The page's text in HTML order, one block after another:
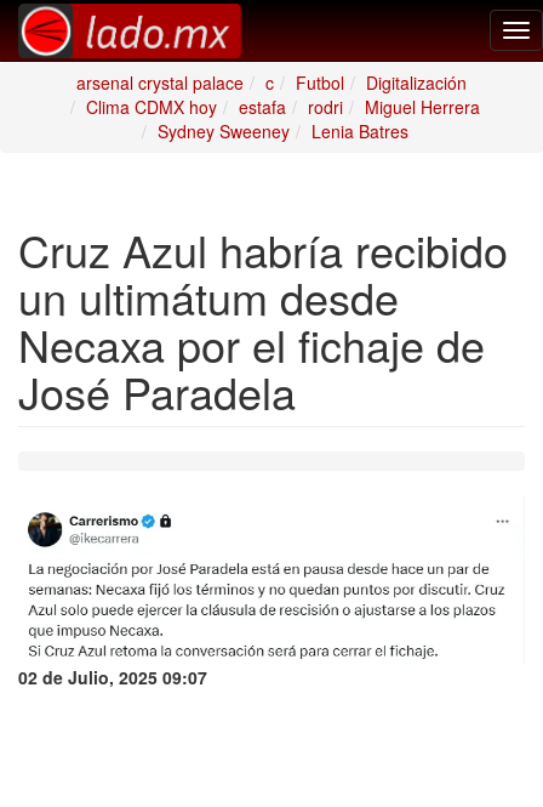
arsenal crystal palace
c Futbol
Digitalización
Clima CDMX hoy
estafa rodri
Miguel Herrera
Sydney Sweeney
Lenia Batres
Cruz Azul habría recibido
un ultimátum desde
Necaxa por el fichaje de
José Paradela
02 de Julio, 2025 09:07